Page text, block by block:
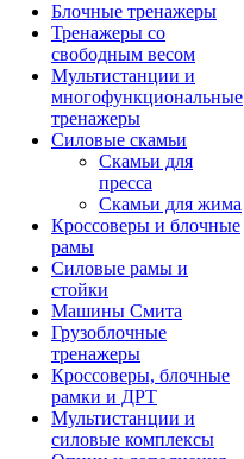
Блочные тренажеры
Тренажеры со
свободным весом
Мультистанции и
многофункциональные
тренажеры
Силовые скамьи
Скамьи для
пресса
Скамьи для жима
Кроссоверы и блочные
рамы
Силовые рамы и
стойки
Машины Смита
Грузоблочные
тренажеры
Кроссоверы, блочные
рамки и ДРТ
Мультистанции и
силовые комплексы